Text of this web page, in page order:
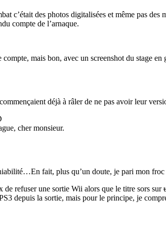
c’était des photos digitalisées et même pas
compte de l’arnaque.
compte, mais bon, avec un screenshot du stage
déjà à râler de ne pas avoir leur
cher monsieur.
fait, plus qu’un doute, je pari mon
de refuser une sortie Wii alors que le titre sors sur
depuis la sortie, mais pour le principe, je